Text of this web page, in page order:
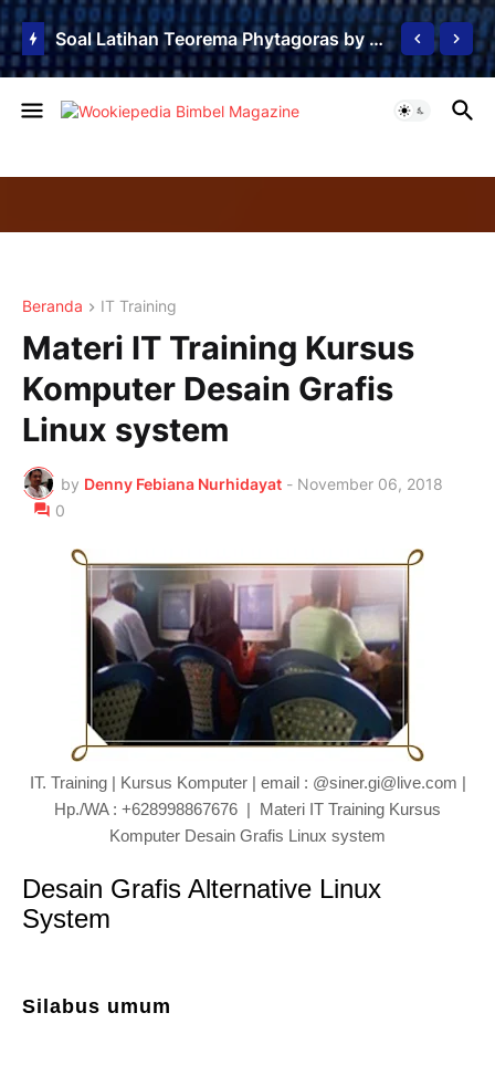
Soal Latihan Teorema Phytagoras by Bimbel Jakarta Timur
Beranda IT Training
Materi IT Training Kursus
Komputer Desain Grafis
Linux system
by Denny Febiana Nurhidayat - November 06, 2018
0
IT. Training | Kursus Komputer | email : @siner.gi@live.com |
Hp./WA : +628998867676 | Materi IT Training Kursus
Komputer Desain Grafis Linux system
Desain Grafis Alternative Linux
System
Silabus umum